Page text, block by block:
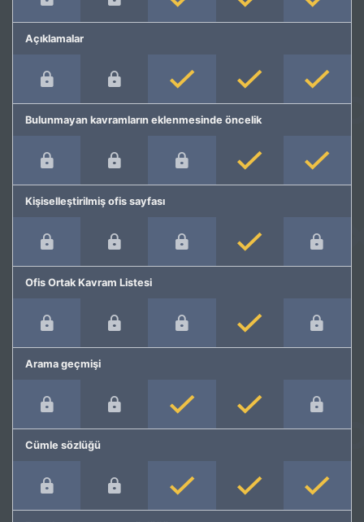
Açıklamalar
Bulunmayan kavramların eklenmesinde öncelik
Kişiselleştirilmiş ofis sayfası
Ofis Ortak Kavram Listesi
Arama geçmişi
Cümle sözlüğü